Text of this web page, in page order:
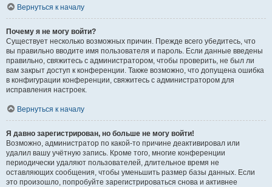
Вернуться к началу
Почему я не могу войти?
Существует несколько возможных причин. Прежде всего убедитесь, что
вы правильно вводите имя пользователя и пароль. Если данные введены
правильно, свяжитесь с администратором, чтобы проверить, не был ли
вам закрыт доступ к конференции. Также возможно, что допущена ошибка
в конфигурации конференции, свяжитесь с администратором для
исправления настроек.
Вернуться к началу
Я давно зарегистрирован, но больше не могу войти!
Возможно, администратор по какой-то причине деактивировал или
удалил вашу учётную запись. Кроме того, многие конференции
периодически удаляют пользователей, длительное время не
оставляющих сообщения, чтобы уменьшить размер базы данных. Если
это произошло, попробуйте зарегистрироваться снова и активнее